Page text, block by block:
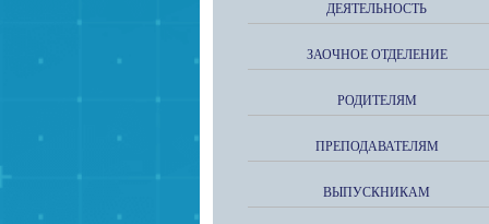
ДЕЯТЕЛЬНОСТЬ
ЗАОЧНОЕ ОТДЕЛЕНИЕ
РОДИТЕЛЯМ
ПРЕПОДАВАТЕЛЯМ
ВЫПУСКНИКАМ